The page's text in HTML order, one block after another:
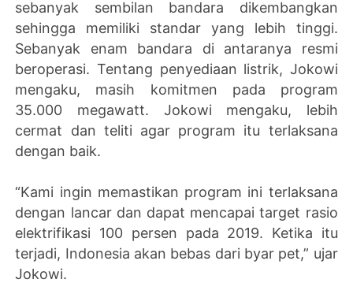
sebanyak sembilan bandara dikembangkan
sehingga memiliki standar yang lebih tinggi.
Sebanyak enam bandara di antaranya resmi
beroperasi. Tentang penyediaan listrik, Jokowi
mengaku, masih komitmen pada program
35.000 megawatt. Jokowi mengaku, lebih
cermat dan teliti agar program itu terlaksana
dengan baik.
“Kami ingin memastikan program ini terlaksana
dengan lancar dan dapat mencapai target rasio
elektrifikasi 100 persen pada 2019. Ketika itu
terjadi, Indonesia akan bebas dari byar pet,” ujar
Jokowi.